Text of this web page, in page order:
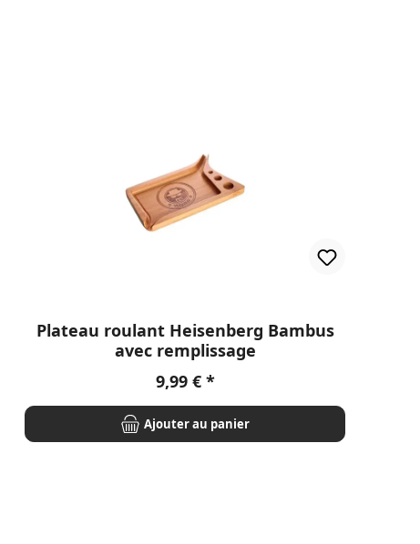
Plateau roulant Heisenberg Bambus
avec remplissage
Prix régulier :
9,99 €
Ajouter au panier